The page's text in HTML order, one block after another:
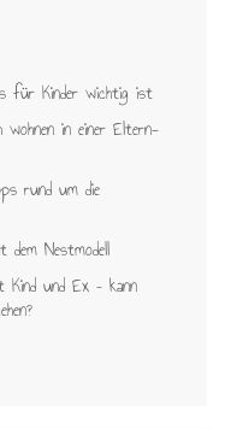
für Kinder wichtig ist
wohnen in einer Eltern-
rund um die
dem Nestmodell
Kind und Ex – kann